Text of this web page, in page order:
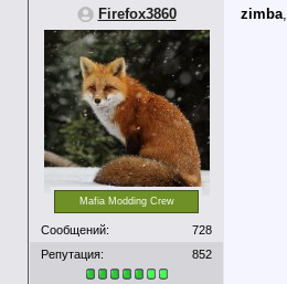
Firefox3860
Mafia Modding Crew
Сообщений:
728
Репутация:
852
zimba,